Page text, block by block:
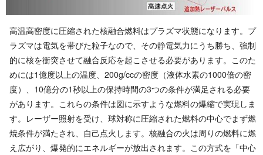
高温高密度に圧縮された核融合燃料はプラズマ状態になります。プ
ラズマは電気を帯びた粒子なので、その静電気力にうち勝ち、強制
的に核を衝突させて融合反応を起こさせる必要があります。このた
めには1億度以上の温度、200g/ccの密度（液体水素の1000倍の密
度）、10億分の1秒以上の保持時間の3つの条件が満足される必要
があります。これらの条件は図に示すような燃料の爆縮で実現しま
す。レーザー照射を受け、球対称に圧縮された燃料の中心でまず燃
焼条件が満たされ、自己点火します。核融合の火は周りの燃料に燃
え広がり、爆発的にエネルギーが放出されます。この方式を「中心